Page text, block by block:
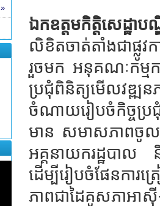
»
ឯកឧត្តមកិត្តិសេដ្ឋ
លិខិតចាត់តាំងជាផ្លូវ
រួចមក អនុគណៈកម្មក
ប្រជុំពិនិត្យមើលវឌ្ឍ
ចំណាយរៀបចំកិច្ចប្រ
មាន សមាសភាពចូល
អគ្គនាយករដ្ឋបាល
ដើម្បីរៀបចំផែនការ
ភាពជាដៃគូសភាអា